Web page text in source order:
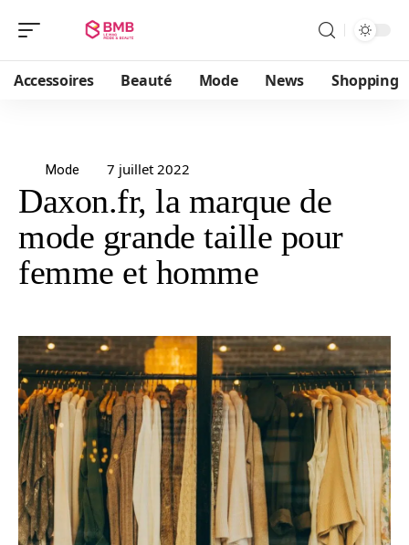
Accessoires Beauté Mode News Shopping
Mode 7 juillet 2022
Daxon.fr, la marque de
mode grande taille pour
femme et homme